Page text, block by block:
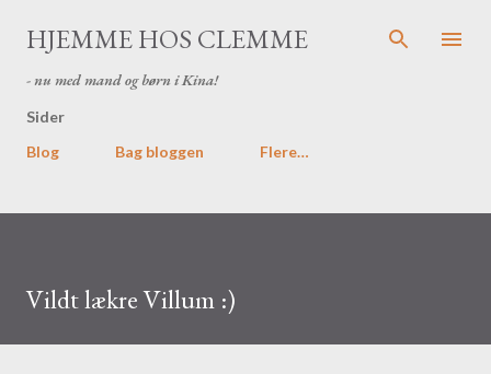
Gå videre til hovedindholdet
HJEMME HOS CLEMME
- nu med mand og børn i Kina!
Sider
Blog
Bag bloggen Flere…
Vildt lækre Villum :)